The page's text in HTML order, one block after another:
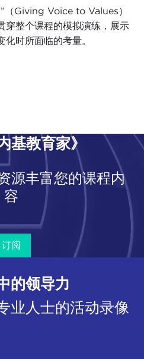
（Giving Voice to Values）
穿整个课程的模拟演练，展示
时所面临的考量。
基教育家》
源丰富您的课程内
容
订阅
的领导力
业人士的活动录像